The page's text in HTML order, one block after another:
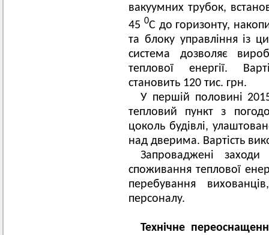
вакуумних трубок,
45 0C до горизонту,
та блоку управління із
система дозволяє
теплової енергії.
становить 120 тис. грн.
У першій половині
тепловий пункт з
цоколь будівлі,
над дверима. Вартість
Запроваджені
споживання теплової
перебування
персоналу.
Технічне